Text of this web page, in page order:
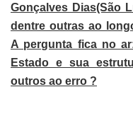
Gonçalves Dias(São
dentre outras ao
A pergunta fica no
Estado e sua
outros ao erro ?